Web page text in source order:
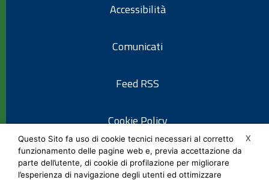
Accessibilità
Comunicati
Feed RSS
Cookie Policy
Informativa privacy
X
Questo Sito fa uso di cookie tecnici necessari al corretto
funzionamento delle pagine web e, previa accettazione da
parte dell’utente, di cookie di profilazione per migliorare
l’esperienza di navigazione degli utenti ed ottimizzare